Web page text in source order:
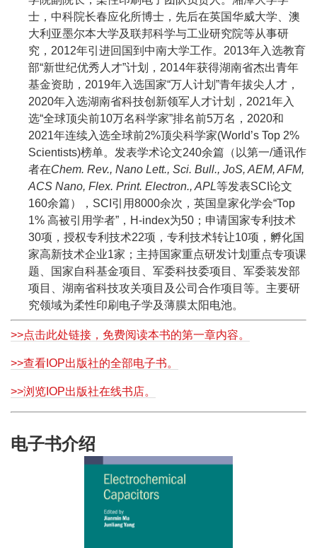
士，中科院长春应化所博士，先后在英国华威大学、澳
大利亚墨尔本大学及联邦科学与工业研究院等从事研
究，2012年引进回国到中南大学工作。2013年入选教育
部“新世纪优秀人才”计划，2014年获得湖南省杰出青年
基金资助，2019年入选国家“万人计划”青年拔尖人才，
2020年入选湖南省科技创新领军人才计划，2021年入
选“全球顶尖前10万名科学家”排名前5万名，2020和
2021年连续入选全球前2%顶尖科学家(World’s Top 2%
Scientists)榜单。发表学术论文240余篇（以第一/通讯作
者在Chem. Rev., Nano Lett., Sci. Bull., JoS, AEM, AFM,
ACS Nano, Flex. Print. Electron., APL等发表SCI论文
160余篇），SCI引用8000余次，英国皇家化学会“Top
1% 高被引用学者”，H-index为50；申请国家专利技术
30项，授权专利技术22项，专利技术转让10项，孵化国
家高新技术企业1家；主持国家重点研发计划重点专项课
题、国家自科基金项目、军委科技委项目、军委装发部
项目、湖南省科技攻关项目及公司合作项目等。主要研
究领域为柔性印刷电子学及薄膜太阳电池。
>>点击此处链接，免费阅读本书的第一章内容。
>>查看IOP出版社的全部电子书。
>>浏览IOP出版社在线书店。
电子书介绍